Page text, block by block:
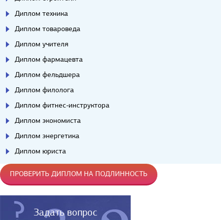
Диплом техника
Диплом товароведа
Диплом учителя
Диплом фармацевта
Диплом фельдшера
Диплом филолога
Диплом фитнес-инструктора
Диплом экономиста
Диплом энергетика
Диплом юриста
ПРОВЕРИТЬ ДИПЛОМ НА ПОДЛИННОСТЬ
Задать вопрос